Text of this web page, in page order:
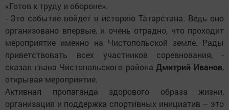
«Готов к труду и обороне».
- Это событие войдет в историю Татарстана. Ведь оно
организовано впервые, и очень отрадно, что проходит
мероприятие именно на Чистопольской земле. Рады
приветствовать всех участников соревнования, -
сказал глава Чистопольского районаДмитрий Иванов,
открывая мероприятие.
Активная пропаганда здорового образа жизни,
организация и поддержка спортивных инициатив – это